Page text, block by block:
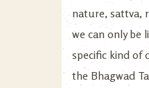
nature, sattva,
we can only be
specific kind of
the Bhagwad